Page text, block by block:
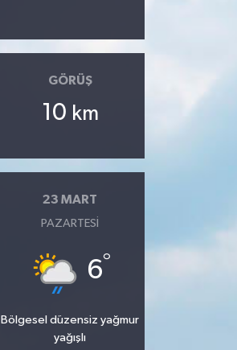
GÖRÜŞ
10 km
23 MART
PAZARTESI
6°
Bölgesel düzensiz yağmur
yağışlı